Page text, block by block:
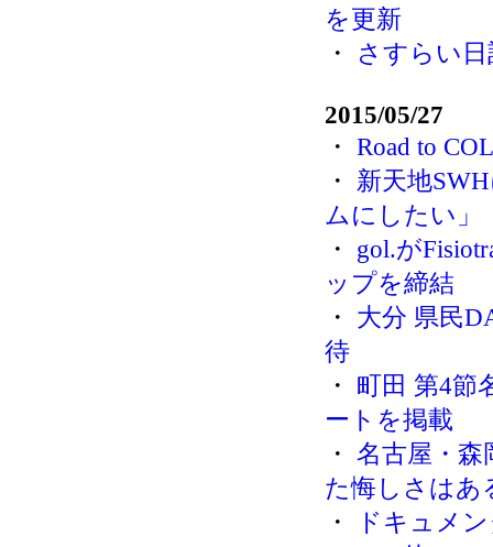
を更新
・
さすらい
2015/05/27
・ Road to
・ 新天地
ムにしたい」
・ gol.が
ップを締結
・ 大分 県民
待
・ 町田 第4節
ートを掲載
・ 名古屋・
た悔しさはあ
・
ドキュメ